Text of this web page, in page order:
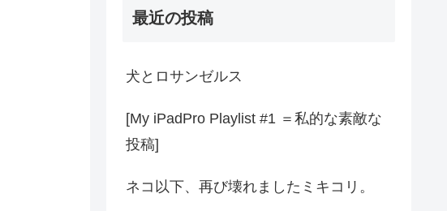
最近の投稿
犬とロサンゼルス
[My iPadPro Playlist #1 ＝私的な素敵な
投稿]
ネコ以下、再び壊れましたミキコリ。